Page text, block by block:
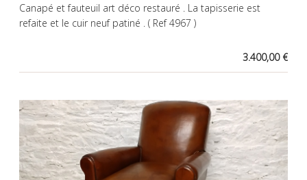
Canapé et fauteuil art déco restauré . La tapisserie est
refaite et le cuir neuf patiné . ( Ref 4967 )
3.400,00 €